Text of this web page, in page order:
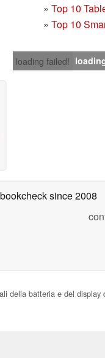
» Top 10
» Top 10
loading failed!
since 2008
della batteria e del display